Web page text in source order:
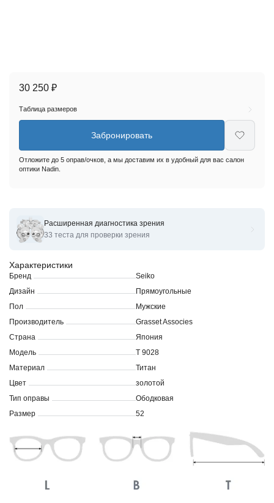
Оправы для очков корригирующих Seiko T*9028
Характеристики
Бренд
Seiko
Дизайн
Прямоугольные
Пол
Мужские
Производитель
Grasset Associes
Страна
Япония
Модель
T 9028
Материал
Титан
Цвет
золотой
Тип оправы
Ободковая
Размер
52
30 250 ₽
Таблица размеров
Забронировать
Отложите до 5 оправ/очков, а мы доставим их в удобный для вас салон
оптики Nadin.
Расширенная диагностика зрения
33 теста для проверки зрения